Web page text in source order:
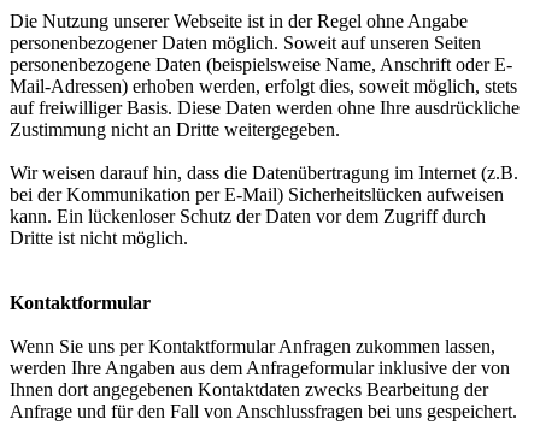
Die Nutzung unserer Webseite ist in der Regel ohne Angabe
personenbezogener Daten möglich. Soweit auf unseren Seiten
personenbezogene Daten (beispielsweise Name, Anschrift oder E-
Mail-Adressen) erhoben werden, erfolgt dies, soweit möglich, stets
auf freiwilliger Basis. Diese Daten werden ohne Ihre ausdrückliche
Zustimmung nicht an Dritte weitergegeben.
Wir weisen darauf hin, dass die Datenübertragung im Internet (z.B.
bei der Kommunikation per E-Mail) Sicherheitslücken aufweisen
kann. Ein lückenloser Schutz der Daten vor dem Zugriff durch
Dritte ist nicht möglich.
Kontaktformular
Wenn Sie uns per Kontaktformular Anfragen zukommen lassen,
werden Ihre Angaben aus dem Anfrageformular inklusive der von
Ihnen dort angegebenen Kontaktdaten zwecks Bearbeitung der
Anfrage und für den Fall von Anschlussfragen bei uns gespeichert.